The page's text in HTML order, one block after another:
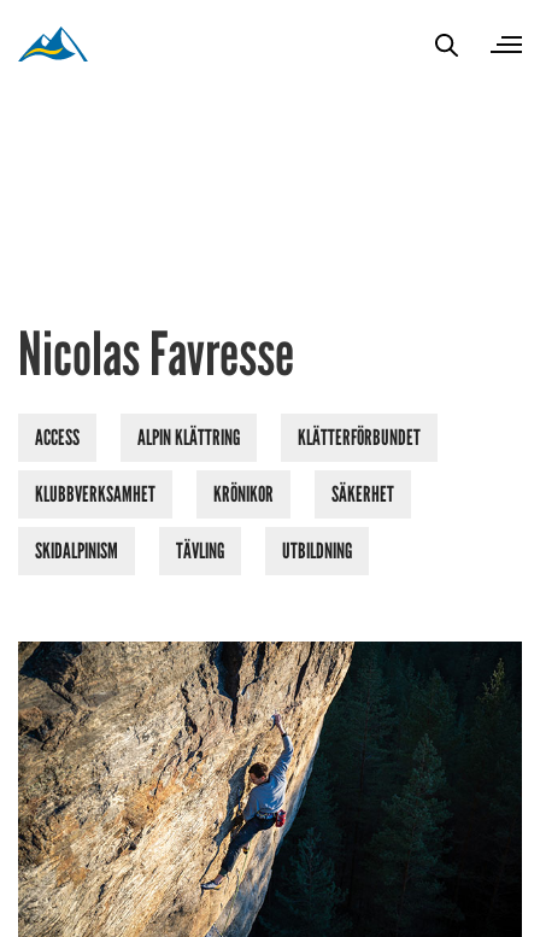
Nicolas Favresse
ACCESS ALPIN KLÄTTRING KLÄTTERFÖRBUNDET
KLUBBVERKSAMHET KRÖNIKOR SÄKERHET
SKIDALPINISM TÄVLING UTBILDNING